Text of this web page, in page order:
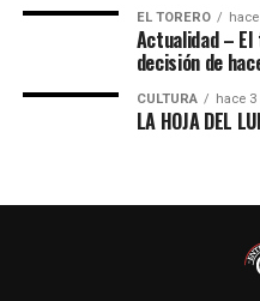
EL TORERO
Actualidad –
decisión de
CULTURA hace
LA HOJA DEL